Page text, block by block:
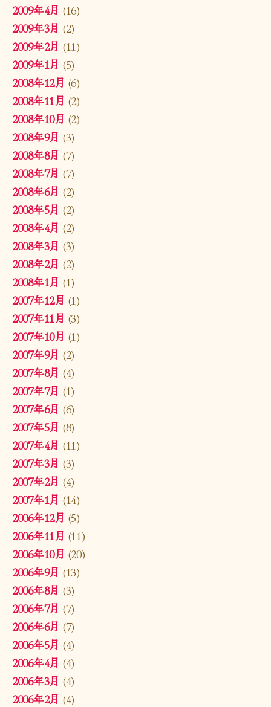
2009年4月 (16)
2009年3月 (2)
2009年2月 (11)
2009年1月 (5)
2008年12月 (6)
2008年11月 (2)
2008年10月 (2)
2008年9月 (3)
2008年8月 (7)
2008年7月 (7)
2008年6月 (2)
2008年5月 (2)
2008年4月 (2)
2008年3月 (3)
2008年2月 (2)
2008年1月 (1)
2007年12月 (1)
2007年11月 (3)
2007年10月 (1)
2007年9月 (2)
2007年8月 (4)
2007年7月 (1)
2007年6月 (6)
2007年5月 (8)
2007年4月 (11)
2007年3月 (3)
2007年2月 (4)
2007年1月 (14)
2006年12月 (5)
2006年11月 (11)
2006年10月 (20)
2006年9月 (13)
2006年8月 (3)
2006年7月 (7)
2006年6月 (7)
2006年5月 (4)
2006年4月 (4)
2006年3月 (4)
2006年2月 (4)